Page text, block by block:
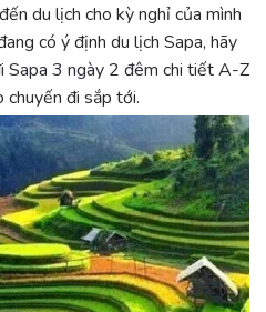
du lịch cho kỳ nghỉ của mình
có ý định du lịch Sapa, hãy
Sapa 3 ngày 2 đêm chi tiết A-Z
chuyến đi sắp tới.